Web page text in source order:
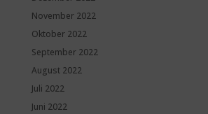
November 2022
Oktober 2022
September 2022
August 2022
Juli 2022
Juni 2022